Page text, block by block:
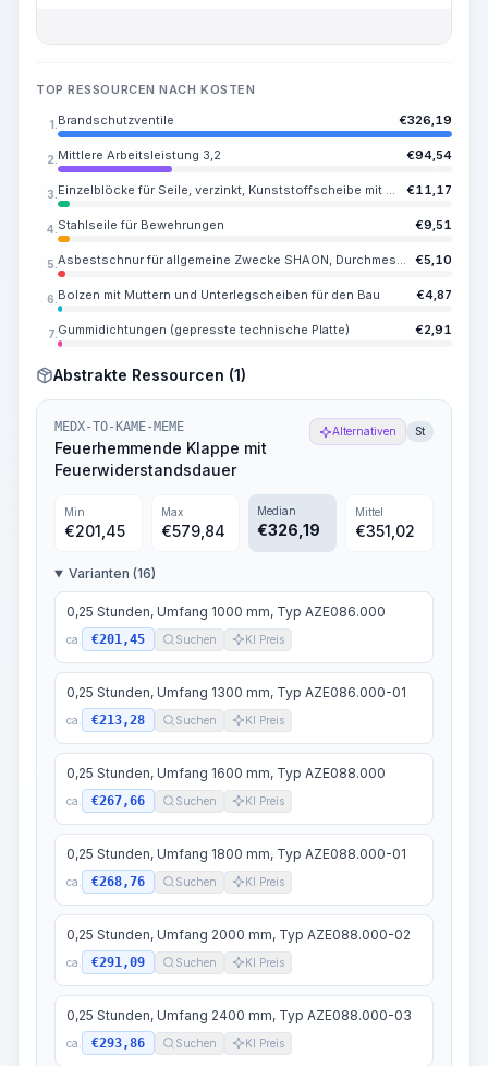
TOP RESSOURCEN NACH KOSTEN
1. Brandschutzventile €326,19
2. Mittlere Arbeitsleistung 3,2 €94,54
3. Einzelblöcke für Seile, verzinkt, Kunststoffscheibe mit einem Durchmesser von 40 mm, maximaler Seildurchmesser 9 mm €11,17
4. Stahlseile für Bewehrungen €9,51
5. Asbestschnur für allgemeine Zwecke SHAON, Durchmesser 8-10 mm €5,10
6. Bolzen mit Muttern und Unterlegscheiben für den Bau €4,87
7. Gummidichtungen (gepresste technische Platte) €2,91
Abstrakte Ressourcen (1)
MEDX-TO-KAME-MEME
Feuerhemmende Klappe mit
Feuerwiderstandsdauer
Alternativen St
Min
€201,45
Max
€579,84
Median
€326,19
Mittel
€351,02
Varianten (16)
0,25 Stunden, Umfang 1000 mm, Typ AZE086.000
ca. €201,45 Suchen KI Preis
0,25 Stunden, Umfang 1300 mm, Typ AZE086.000-01
ca. €213,28 Suchen KI Preis
0,25 Stunden, Umfang 1600 mm, Typ AZE088.000
ca. €267,66 Suchen KI Preis
0,25 Stunden, Umfang 1800 mm, Typ AZE088.000-01
ca. €268,76 Suchen KI Preis
0,25 Stunden, Umfang 2000 mm, Typ AZE088.000-02
ca. €291,09 Suchen KI Preis
0,25 Stunden, Umfang 2400 mm, Typ AZE088.000-03
ca. €293,86 Suchen KI Preis